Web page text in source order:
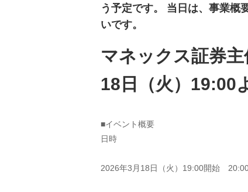
う予定です。 当日は、事業概
いです。
マネックス証券
18日（火）19:00
■イベント概要
日時
2026年3月18日（火）19:00開始　